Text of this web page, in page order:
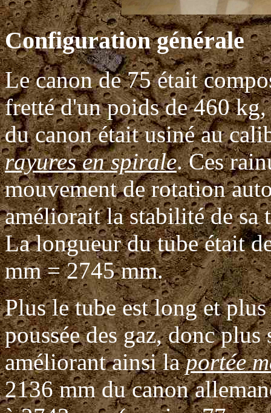
Configuration générale
Le canon de 75 était
fretté d'un poids de 460
du canon était usiné au
rayures en spirale. Ces
mouvement de rotation
améliorait la stabilité de sa
La longueur du tube était
mm = 2745 mm.
Plus le tube est long et
poussée des gaz, donc
améliorant ainsi laportée
2136 mm du canon